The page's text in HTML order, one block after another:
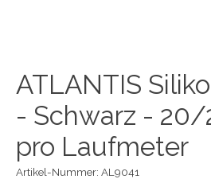
ATLANTIS
- Schwarz -
pro Laufmeter
Artikel-Nummer: AL9041